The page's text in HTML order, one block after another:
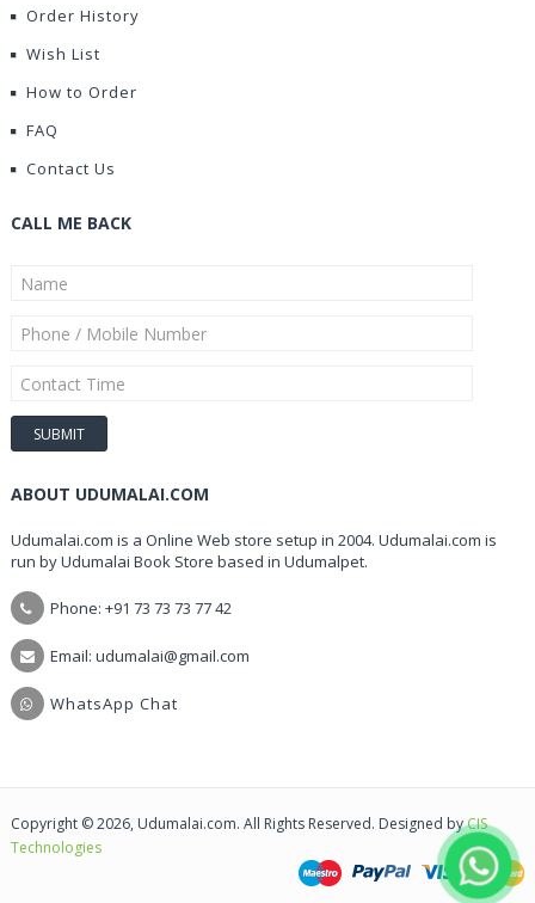
Order History
Wish List
How to Order
FAQ
Contact Us
CALL ME BACK
ABOUT UDUMALAI.COM
Udumalai.com is a Online Web store setup in 2004. Udumalai.com is
run by Udumalai Book Store based in Udumalpet.
Phone: +91 73 73 73 77 42
Email: udumalai@gmail.com
WhatsApp Chat
Copyright © 2026, Udumalai.com. All Rights Reserved. Designed byCIS
Technologies